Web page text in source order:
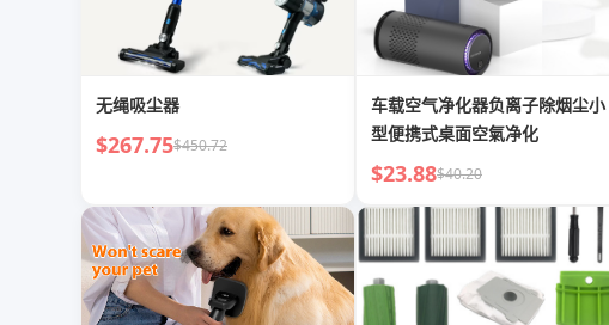
无绳吸尘器
$267.75$450.72
车载空气净化器负离子除烟尘小
型便携式桌面空氣净化
$23.88$40.20